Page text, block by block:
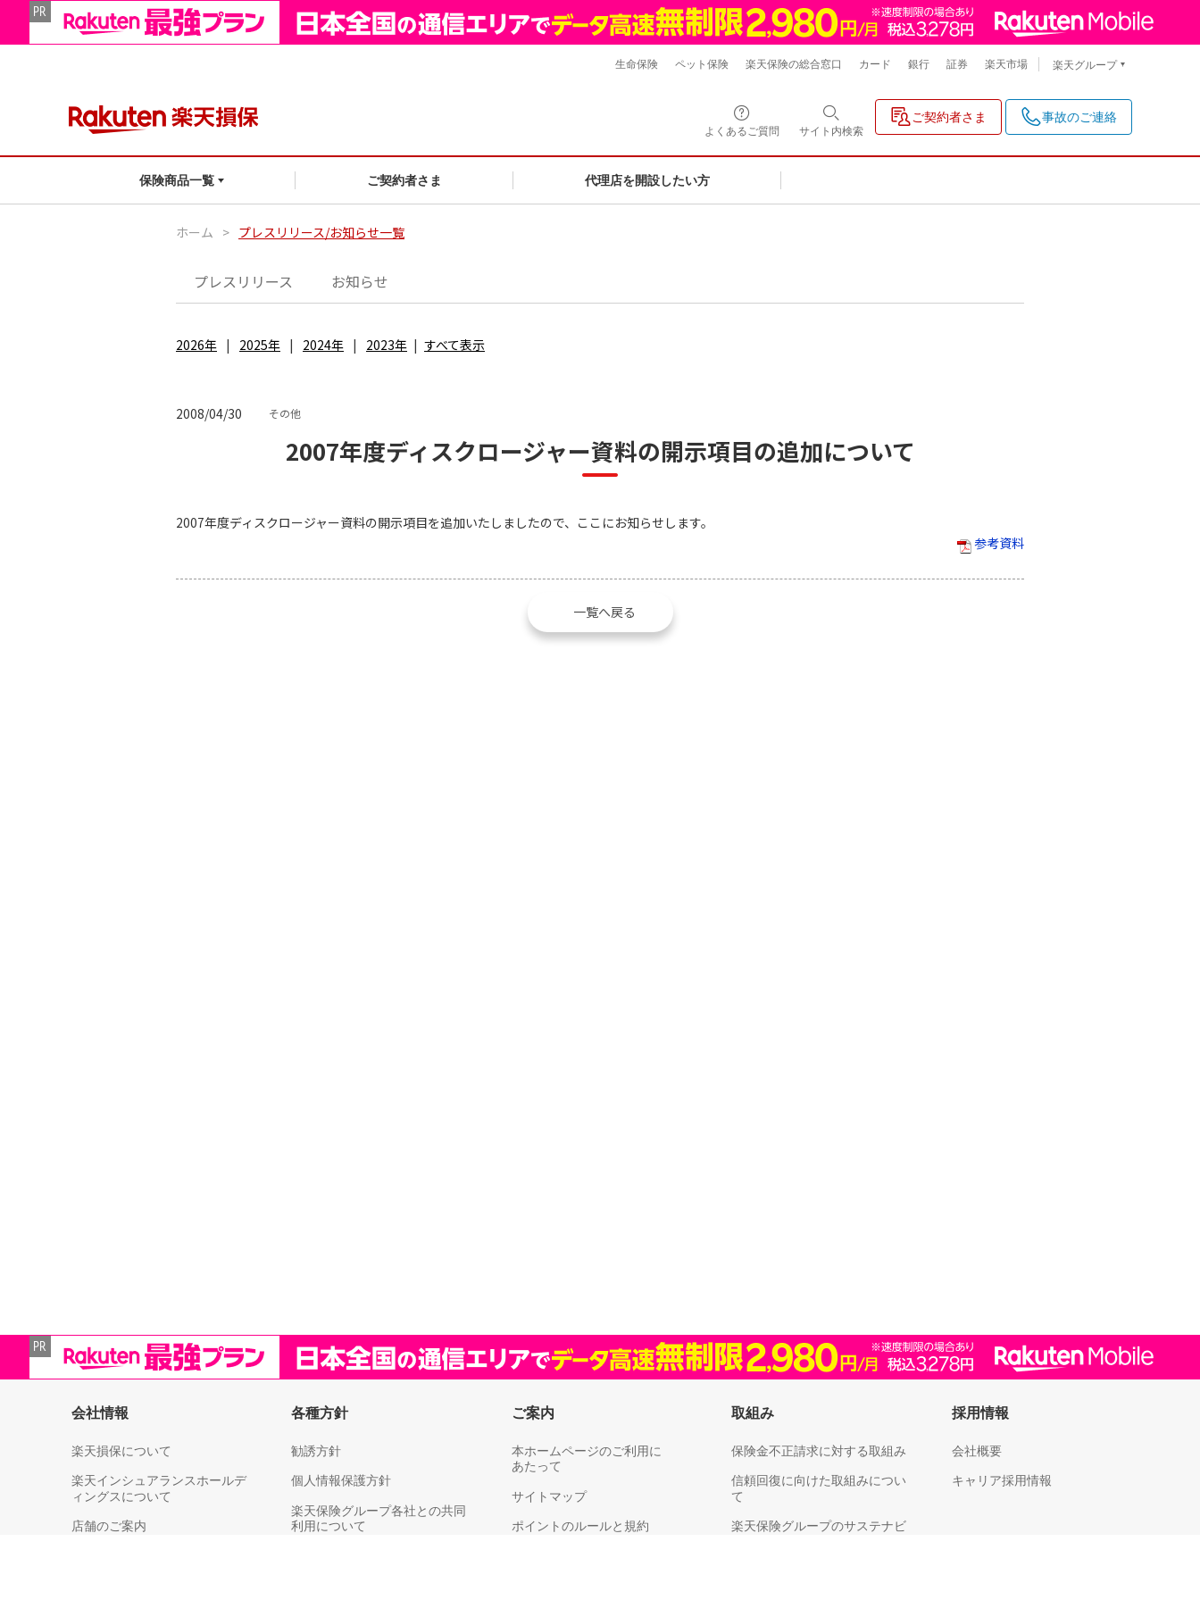
よくあるご質問 サイト内検索
ご契約者さま 事故のご連絡
保険商品一覧 ご契約者さま 代理店を開設したい方
生命保険 ペット保険 楽天保険の総合窓口 カード 銀行 証券 楽天市場 楽天グループ
ホーム > プレスリリース/お知らせ一覧
プレスリリース お知らせ
2026年 2025年 2024年 2023年 すべて表示
2008/04/30 その他
2007年度ディスクロージャー資料の開示項目の追加について
2007年度ディスクロージャー資料の開示項目を追加いたしましたので、ここにお知らせします。
参考資料
一覧へ戻る
会社情報
楽天損保について
楽天インシュアランスホールデ
ィングスについて
店舗のご案内
各種方針
勧誘方針
個人情報保護方針
楽天保険グループ各社との共同
利用について
ご案内
本ホームページのご利用に
あたって
サイトマップ
ポイントのルールと規約
取組み
保険金不正請求に対する取組み
信頼回復に向けた取組みについ
て
楽天保険グループのサステナビ
採用情報
会社概要
キャリア採用情報